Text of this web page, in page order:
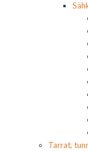
Tarrat,